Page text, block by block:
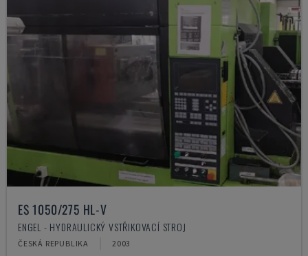
ES 1050/275 HL-V
ENGEL - HYDRAULICKÝ VSTŘIKOVACÍ STROJ
ČESKÁ REPUBLIKA 2003